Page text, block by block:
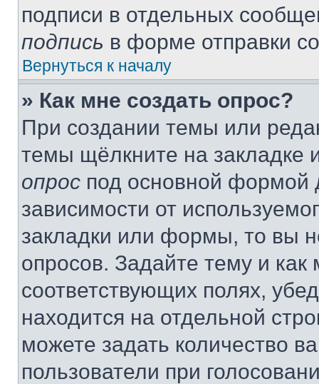
подписи в отдельных
подпись в форме отправки
Вернуться к началу
» Как мне создать опрос?
При создании темы или
темы щёлкните на
опрос под основной формой
зависимости от
закладки или формы, то вы
опросов. Задайте тему и
соответствующих полях,
находится на отдельной
можете задать количество
пользователи при